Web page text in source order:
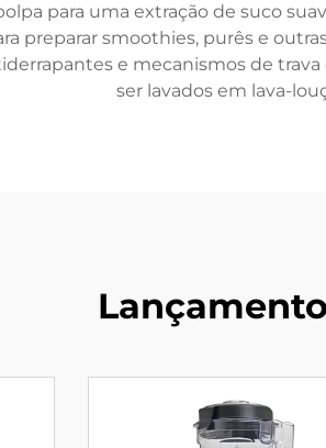
para uma extração de suco
preparar smoothies, purês e
e mecanismos de
ser lavados em lava-